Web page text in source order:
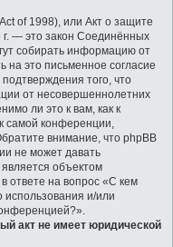
of 1998), или Акт о защите
г. — это закон Соединённых
собирать информацию от
это письменное согласие
того, что
от несовершеннолетних
ли это к вам, как к
самой конференции,
внимание, что phpBB
не может давать
объектом
ответе на вопрос «С кем
использования и/или
акт не имеет юридической